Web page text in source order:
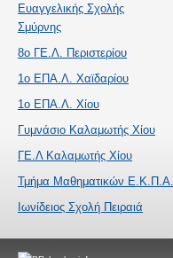
Ευαγγελικής Σχολής
Σμύρνης
8ο ΓΕ.Λ. Περιστερίου
1ο ΕΠΑ.Λ. Χαϊδαρίου
1ο ΕΠΑ.Λ. Χίου
Γυμνάσιο Καλαμωτής Χίου
ΓΕ.Λ Καλαμωτής Χίου
Τμήμα Μαθηματικών Ε.Κ.Π.Α.
Ιωνίδειος Σχολή Πειραιά